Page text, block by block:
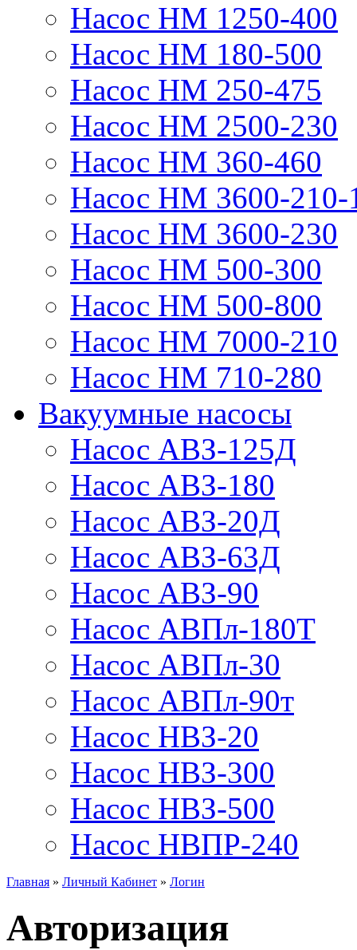
Насос НМ 1250-400
Насос НМ 180-500
Насос НМ 250-475
Насос НМ 2500-230
Насос НМ 360-460
Насос НМ 3600-210-
Насос НМ 3600-230
Насос НМ 500-300
Насос НМ 500-800
Насос НМ 7000-210
Насос НМ 710-280
Вакуумные насосы
Насос АВЗ-125Д
Насос АВЗ-180
Насос АВЗ-20Д
Насос АВЗ-63Д
Насос АВЗ-90
Насос АВПл-180Т
Насос АВПл-30
Насос АВПл-90т
Насос НВЗ-20
Насос НВЗ-300
Насос НВЗ-500
Насос НВПР-240
Главная » Личный Кабинет » Логин
Авторизация